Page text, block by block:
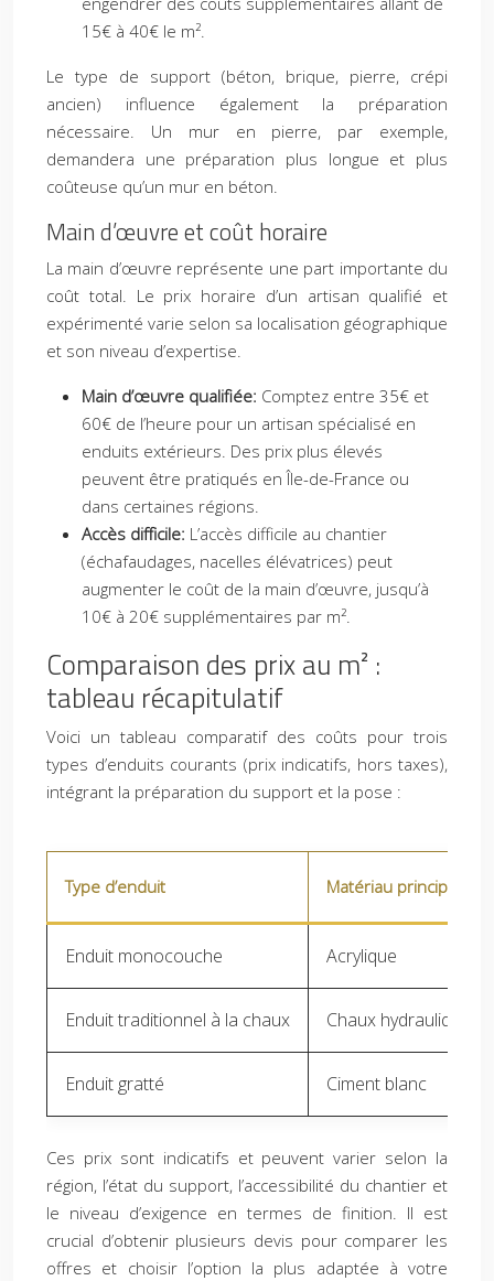
15€ à 40€ le m².
Le type de support (béton, brique, pierre, crépi
ancien) influence également la préparation
nécessaire. Un mur en pierre, par exemple,
demandera une préparation plus longue et plus
coûteuse qu’un mur en béton.
Main d’œuvre et coût horaire
La main d’œuvre représente une part importante du
coût total. Le prix horaire d’un artisan qualifié et
expérimenté varie selon sa localisation géographique
et son niveau d’expertise.
Main d’œuvre qualifiée: Comptez entre 35€ et
60€ de l’heure pour un artisan spécialisé en
enduits extérieurs. Des prix plus élevés
peuvent être pratiqués en Île-de-France ou
dans certaines régions.
Accès difficile: L’accès difficile au chantier
(échafaudages, nacelles élévatrices) peut
augmenter le coût de la main d’œuvre, jusqu’à
10€ à 20€ supplémentaires par m².
Comparaison des prix au m² :
tableau récapitulatif
Voici un tableau comparatif des coûts pour trois
types d’enduits courants (prix indicatifs, hors taxes),
intégrant la préparation du support et la pose :
Type d’enduit Matériau principal
Enduit monocouche Acrylique
Enduit traditionnel à la chaux Chaux hydraulique
Enduit gratté Ciment blanc
Ces prix sont indicatifs et peuvent varier selon la
région, l’état du support, l’accessibilité du chantier et
le niveau d’exigence en termes de finition. Il est
crucial d’obtenir plusieurs devis pour comparer les
offres et choisir l’option la plus adaptée à votre